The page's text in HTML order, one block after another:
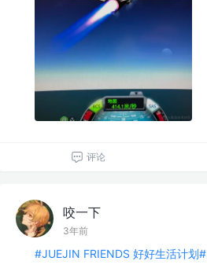
评论
咬一下
3年前
#JUEJIN FRIENDS 好好生活计划#